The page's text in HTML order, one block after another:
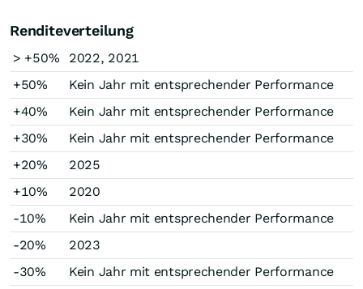
Renditeverteilung
> +50%
2022, 2021
+50%
Kein Jahr mit entsprechender Performance
+40%
Kein Jahr mit entsprechender Performance
+30%
Kein Jahr mit entsprechender Performance
+20%
2025
+10%
2020
-10%
Kein Jahr mit entsprechender Performance
-20%
2023
-30%
Kein Jahr mit entsprechender Performance